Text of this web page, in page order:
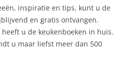
inspiratie en tips, kunt u de
en gratis ontvangen.
u de keukenboeken in huis.
u maar liefst meer dan 500